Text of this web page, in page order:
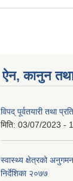
ऐन, कानुन तथा
विपद् पूर्वतयारी तथा
मिति: 03/07/2023 -
स्वास्थ्य क्षेत्रको
निर्देशिका २०७७